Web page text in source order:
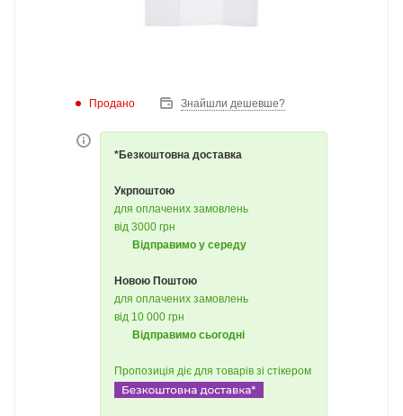
Продано Знайшли дешевше?
*Безкоштовна доставка
Укрпоштою
для оплачених замовлень
від 3000 грн
Відправимо у середу
Новою Поштою
для оплачених замовлень
від 10 000 грн
Відправимо сьогодні
Пропозиція діє для товарів зі стікером